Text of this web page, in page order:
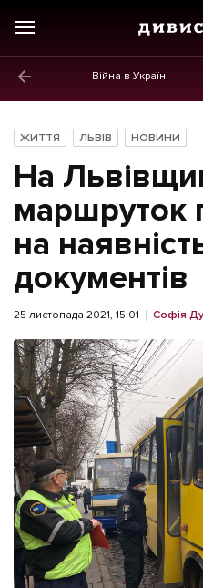
Війна в Україні
Новини
Політика
Економіка
Бізнес
Життя
Культура
Афіша
ІНШЕ
Інтерв'ю
Картки
Репортаж
Розслідування
Погляди
ЖИТТЯ ЛЬВІВ НОВИНИ
На
маршруток
на
документів
25 листопада 2021, 15:01 Софія